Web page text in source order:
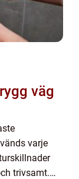
varje
trivsamt.